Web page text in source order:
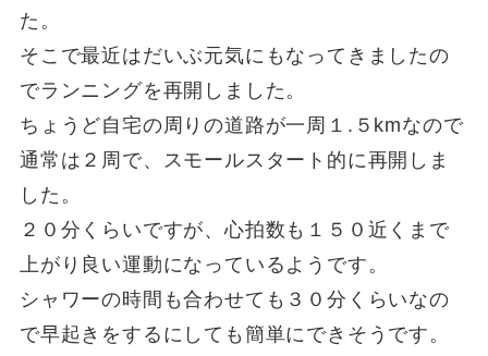
た。
そこで最近はだいぶ元気にもなってきましたの
でランニングを再開しました。
ちょうど自宅の周りの道路が一周１.５kmなので
通常は２周で、スモールスタート的に再開しま
した。
２０分くらいですが、心拍数も１５０近くまで
上がり良い運動になっているようです。
シャワーの時間も合わせても３０分くらいなの
で早起きをするにしても簡単にできそうです。